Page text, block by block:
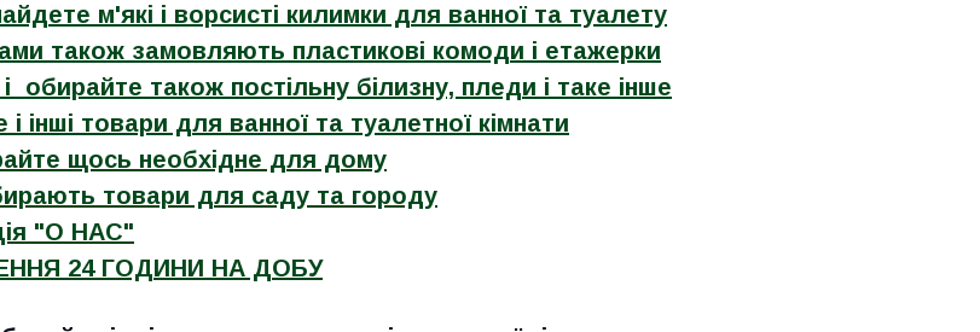
м'які і ворсисті килимки для ванної та туалету
також замовляють пластикові комоди і етажерки
обирайте також постільну білизну, пледи і таке інше
інші товари для ванної та туалетної кімнати
щось необхідне для дому
товари для саду та городу
"О НАС"
24 ГОДИНИ НА ДОБУ